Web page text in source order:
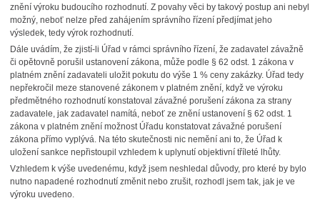
znění výroku budoucího rozhodnutí. Z povahy věci by takový postup ani nebyl
možný, neboť nelze před zahájením správního řízení předjímat jeho
výsledek, tedy výrok rozhodnutí.
Dále uvádím, že zjistí-li Úřad v rámci správního řízení, že zadavatel závažně
či opětovně porušil ustanovení zákona, může podle § 62 odst. 1 zákona v
platném znění zadavateli uložit pokutu do výše 1 % ceny zakázky. Úřad tedy
nepřekročil meze stanovené zákonem v platném znění, když ve výroku
předmětného rozhodnutí konstatoval závažné porušení zákona za strany
zadavatele, jak zadavatel namítá, neboť ze znění ustanovení § 62 odst. 1
zákona v platném znění možnost Úřadu konstatovat závažné porušení
zákona přímo vyplývá. Na této skutečnosti nic nemění ani to, že Úřad k
uložení sankce nepřistoupil vzhledem k uplynutí objektivní tříleté lhůty.
Vzhledem k výše uvedenému, když jsem neshledal důvody, pro které by bylo
nutno napadené rozhodnutí změnit nebo zrušit, rozhodl jsem tak, jak je ve
výroku uvedeno.